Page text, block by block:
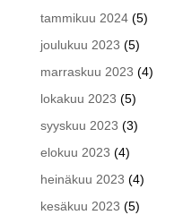
tammikuu 2024(5)
joulukuu 2023 (5)
marraskuu 2023 (4)
lokakuu 2023 (5)
syyskuu 2023 (3)
elokuu 2023 (4)
heinäkuu 2023 (4)
kesäkuu 2023 (5)